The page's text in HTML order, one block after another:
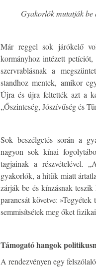
Gyakorlók mutatják be
Már reggel sok járókelő
kormányhoz intézett
szervrablásnak a
standhoz mentek, amikor
Újra és újra feltették azt a
„Őszinteség, Jószívűség és
Sok beszélgetés során a
nagyon sok kínai
tagjainak a részvételével.
gyakorlók, a hitük miatt
zárják be és kínzásnak
parancsát követve:
semmisítsétek meg őket
Támogató hangok
A rendezvényen egy